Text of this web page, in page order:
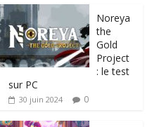
Noreya
the
Gold
Project
: le test
sur PC
30 juin 2024 0